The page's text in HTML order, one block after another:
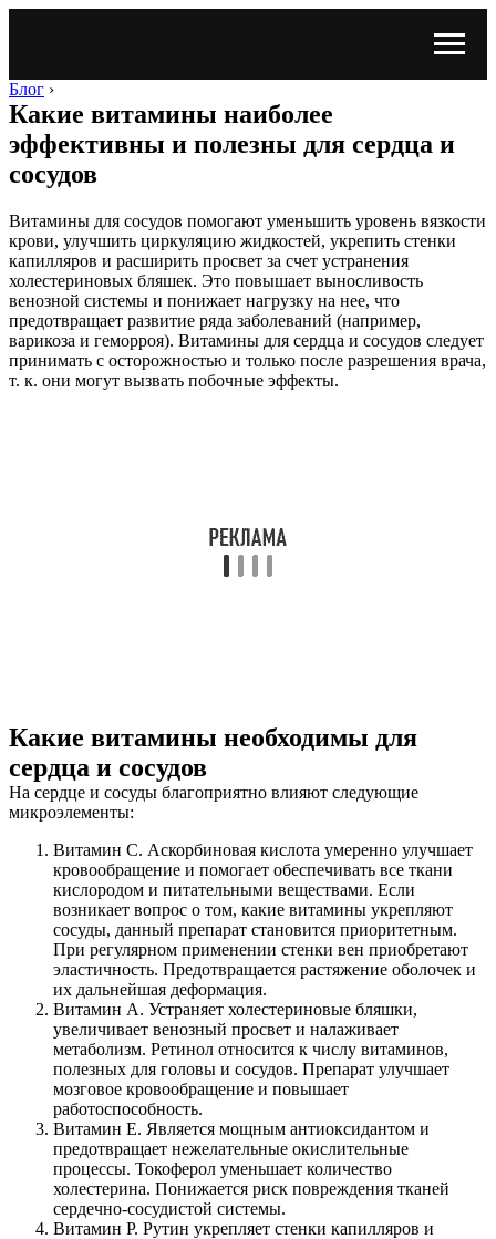
Блог ›
Какие витамины наиболее
эффективны и полезны для сердца и
сосудов
Витамины для сосудов помогают уменьшить уровень вязкости
крови, улучшить циркуляцию жидкостей, укрепить стенки
капилляров и расширить просвет за счет устранения
холестериновых бляшек. Это повышает выносливость
венозной системы и понижает нагрузку на нее, что
предотвращает развитие ряда заболеваний (например,
варикоза и геморроя). Витамины для сердца и сосудов следует
принимать с осторожностью и только после разрешения врача,
т. к. они могут вызвать побочные эффекты.
Какие витамины необходимы для
сердца и сосудов
На сердце и сосуды благоприятно влияют следующие
микроэлементы:
Витамин C. Аскорбиновая кислота умеренно улучшает
кровообращение и помогает обеспечивать все ткани
кислородом и питательными веществами. Если
возникает вопрос о том, какие витамины укрепляют
сосуды, данный препарат становится приоритетным.
При регулярном применении стенки вен приобретают
эластичность. Предотвращается растяжение оболочек и
их дальнейшая деформация.
Витамин A. Устраняет холестериновые бляшки,
увеличивает венозный просвет и налаживает
метаболизм. Ретинол относится к числу витаминов,
полезных для головы и сосудов. Препарат улучшает
мозговое кровообращение и повышает
работоспособность.
Витамин E. Является мощным антиоксидантом и
предотвращает нежелательные окислительные
процессы. Токоферол уменьшает количество
холестерина. Понижается риск повреждения тканей
сердечно-сосудистой системы.
Витамин P. Рутин укрепляет стенки капилляров и